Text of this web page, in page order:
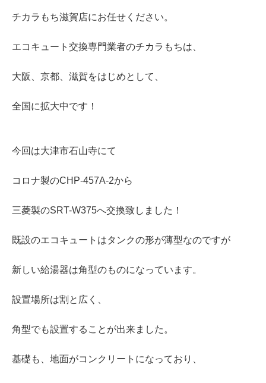
チカラもち滋賀店にお任せください。
エコキュート交換専門業者のチカラもちは、
大阪、京都、滋賀をはじめとして、
全国に拡大中です！
今回は大津市石山寺にて
コロナ製のCHP-457A-2から
三菱製のSRT-W375へ交換致しました！
既設のエコキュートはタンクの形が薄型なのですが
新しい給湯器は角型のものになっています。
設置場所は割と広く、
角型でも設置することが出来ました。
基礎も、地面がコンクリートになっており、